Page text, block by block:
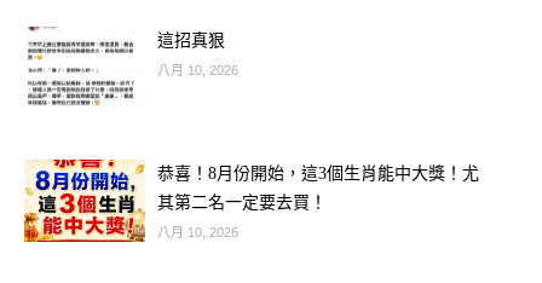
♐ 射手座： 守護星木星今日位於強勢
方位，您的「投機宮」異常活躍。這是
一個適合冒險、挑戰高獎金的時刻，直
♋ 巨蟹座： 月亮磁場與財運星形成完
這招真狠
八月 10, 2026
恭喜！8月份開始，這3個生肖能中大獎！尤
其第二名一定要去買！
八月 10, 2026